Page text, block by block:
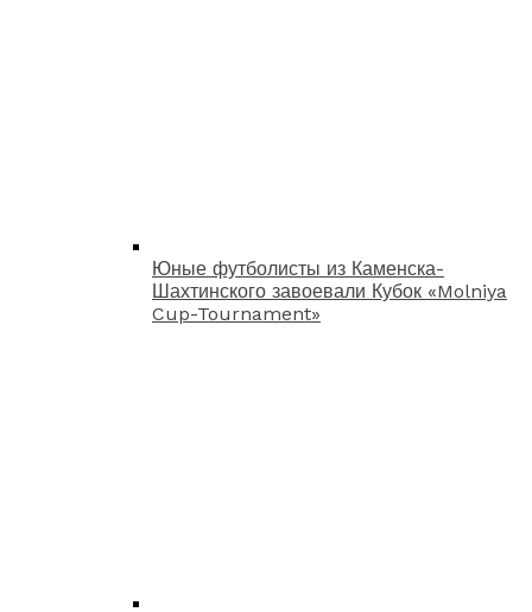
Юные футболисты из Каменска-
Шахтинского завоевали Кубок «Molniya
Cup-Tournament»